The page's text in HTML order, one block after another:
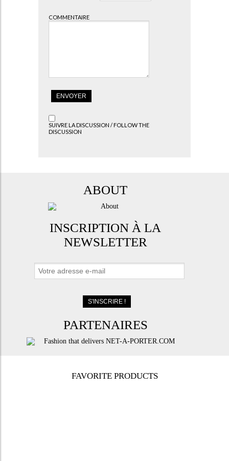
COMMENTAIRE
SUIVRE LA DISCUSSION / FOLLOW THE
DISCUSSION
ABOUT
INSCRIPTION À LA
NEWSLETTER
PARTENAIRES
FAVORITE PRODUCTS